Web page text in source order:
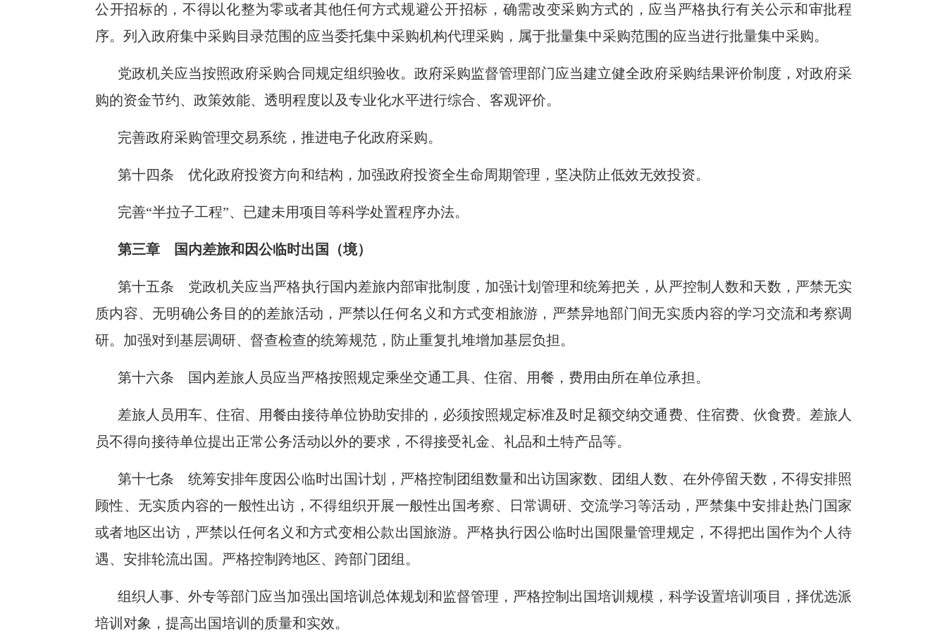
公开招标的，不得以化整为零或者其他任何方式规避公开招标，确需改变采购方式的，应当严格执行有关公示和审批程
序。列入政府集中采购目录范围的应当委托集中采购机构代理采购，属于批量集中采购范围的应当进行批量集中采购。
党政机关应当按照政府采购合同规定组织验收。政府采购监督管理部门应当建立健全政府采购结果评价制度，对政府采
购的资金节约、政策效能、透明程度以及专业化水平进行综合、客观评价。
完善政府采购管理交易系统，推进电子化政府采购。
第十四条 优化政府投资方向和结构，加强政府投资全生命周期管理，坚决防止低效无效投资。
完善“半拉子工程”、已建未用项目等科学处置程序办法。
第三章 国内差旅和因公临时出国（境）
第十五条 党政机关应当严格执行国内差旅内部审批制度，加强计划管理和统筹把关，从严控制人数和天数，严禁无实
质内容、无明确公务目的的差旅活动，严禁以任何名义和方式变相旅游，严禁异地部门间无实质内容的学习交流和考察调
研。加强对到基层调研、督查检查的统筹规范，防止重复扎堆增加基层负担。
第十六条 国内差旅人员应当严格按照规定乘坐交通工具、住宿、用餐，费用由所在单位承担。
差旅人员用车、住宿、用餐由接待单位协助安排的，必须按照规定标准及时足额交纳交通费、住宿费、伙食费。差旅人
员不得向接待单位提出正常公务活动以外的要求，不得接受礼金、礼品和土特产品等。
第十七条 统筹安排年度因公临时出国计划，严格控制团组数量和出访国家数、团组人数、在外停留天数，不得安排照
顾性、无实质内容的一般性出访，不得组织开展一般性出国考察、日常调研、交流学习等活动，严禁集中安排赴热门国家
或者地区出访，严禁以任何名义和方式变相公款出国旅游。严格执行因公临时出国限量管理规定，不得把出国作为个人待
遇、安排轮流出国。严格控制跨地区、跨部门团组。
组织人事、外专等部门应当加强出国培训总体规划和监督管理，严格控制出国培训规模，科学设置培训项目，择优选派
培训对象，提高出国培训的质量和实效。